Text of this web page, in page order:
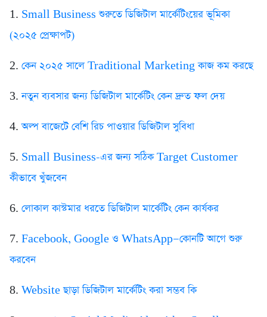
1. Small Business শুরুতে ডিজিটাল মার্কেটিংয়ের ভূমিকা
(২০২৫ প্রেক্ষাপট)
2. কেন ২০২৫ সালে Traditional Marketing কাজ কম করছে
3.নতুন ব্যবসার জন্য ডিজিটাল মার্কেটিং কেন দ্রুত ফল দেয়
4.অল্প বাজেটে বেশি রিচ পাওয়ার ডিজিটাল সুবিধা
5. Small Business-এর জন্য সঠিক Target Customer
কীভাবে খুঁজবেন
6. লোকাল কাস্টমার ধরতে ডিজিটাল মার্কেটিং কেন কার্যকর
7. Facebook, Google ও WhatsApp—কোনটি আগে শুরু
করবেন
8. Website ছাড়া ডিজিটাল মার্কেটিং করা সম্ভব কি